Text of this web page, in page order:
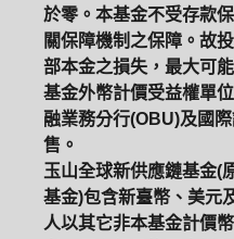
於零。本基金不受存款
關保障機制之保障。故
部本金之損失，最大可
基金外幣計價受益權單
融業務分行(OBU)及國
售。
玉山全球新供應鏈基金(
基金)包含新臺幣、美元
人以其它非本基金計價